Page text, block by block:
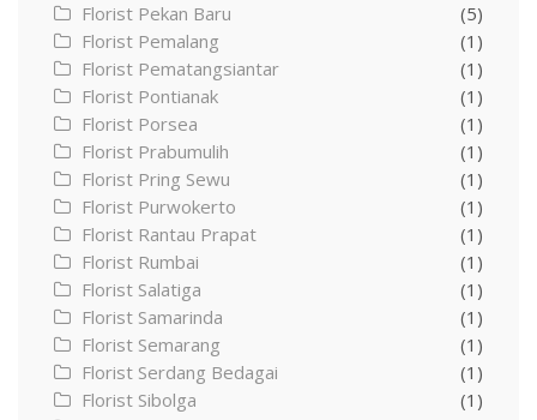
Florist Pekan Baru
(5)
Florist Pemalang
(1)
Florist Pematangsiantar
(1)
Florist Pontianak
(1)
Florist Porsea
(1)
Florist Prabumulih
(1)
Florist Pring Sewu
(1)
Florist Purwokerto
(1)
Florist Rantau Prapat
(1)
Florist Rumbai
(1)
Florist Salatiga
(1)
Florist Samarinda
(1)
Florist Semarang
(1)
Florist Serdang Bedagai
(1)
Florist Sibolga
(1)